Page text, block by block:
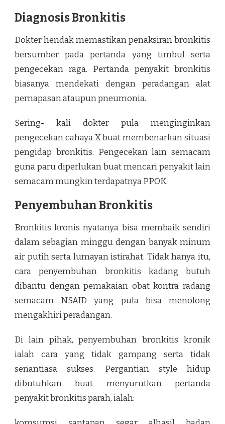
Diagnosis Bronkitis
Dokter hendak memastikan penaksiran bronkitis
bersumber pada pertanda yang timbul serta
pengecekan raga. Pertanda penyakit bronkitis
biasanya mendekati dengan peradangan alat
pernapasan ataupun pneumonia.
Sering- kali dokter pula menginginkan
pengecekan cahaya X buat membenarkan situasi
pengidap bronkitis. Pengecekan lain semacam
guna paru diperlukan buat mencari penyakit lain
semacam mungkin terdapatnya PPOK.
Penyembuhan Bronkitis
Bronkitis kronis nyatanya bisa membaik sendiri
dalam sebagian minggu dengan banyak minum
air putih serta lumayan istirahat. Tidak hanya itu,
cara penyembuhan bronkitis kadang butuh
dibantu dengan pemakaian obat kontra radang
semacam NSAID yang pula bisa menolong
mengakhiri peradangan.
Di lain pihak, penyembuhan bronkitis kronik
ialah cara yang tidak gampang serta tidak
senantiasa sukses. Pergantian style hidup
dibutuhkan buat menyurutkan pertanda
penyakit bronkitis parah, ialah: